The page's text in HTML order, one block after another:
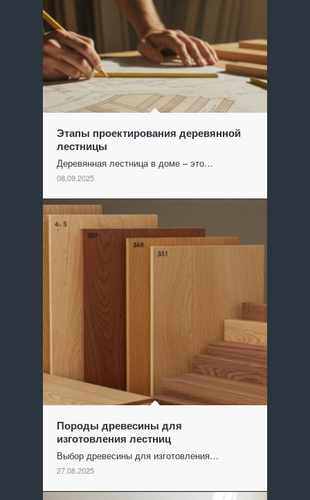
Этапы проектирования деревянной
лестницы
Деревянная лестница в доме – это…
08.09.2025
Породы древесины для
изготовления лестниц
Выбор древесины для изготовления…
27.08.2025